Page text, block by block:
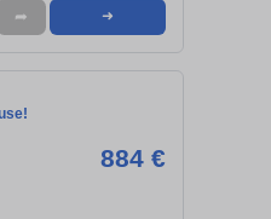
➦ ➜
884 €